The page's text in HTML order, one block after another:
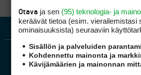
Otava ja sen (95) teknologia- ja
keräävät tietoa (esim. vierailemis­tasi
ominaisuuk­sista) seuraaviin
Sisällön ja palveluiden
Kohdennettu mainonta ja
Kävijämäärien ja mainonnan